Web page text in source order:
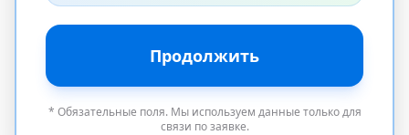
Продолжить
* Обязательные поля. Мы используем данные только для
связи по заявке.